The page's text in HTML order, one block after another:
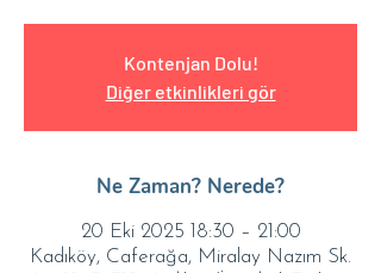
Kontenjan Dolu!
Diğer etkinlikleri gör
Ne Zaman? Nerede?
20 Eki 2025 18:30 – 21:00
Kadıköy, Caferağa, Miralay Nazım Sk.